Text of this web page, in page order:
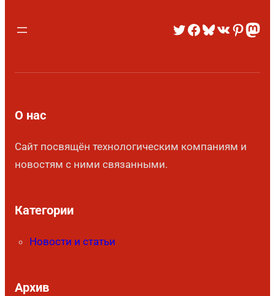
О нас
Сайт посвящён технологическим компаниям и
новостям с ними связанными.
Категории
Новости и статьи
Архив